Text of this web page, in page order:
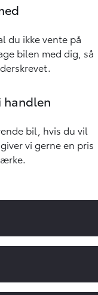
du ikke vente på
bilen med dig, så
handlen
bil, hvis du vil
vi gerne en pris